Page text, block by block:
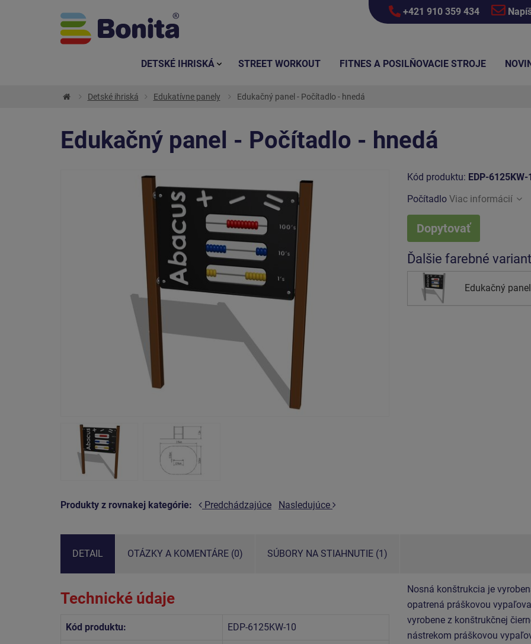
+421 910 359 434
Detské ihriská Edukatívne panely Edukačný panel - Počítadlo - hnedá
Edukačný panel - Počítadlo - hnedá
Produkty z rovnakej kategórie: Predchádzajúce Nasledujúce
Kód produktu: EDP-6125KW-
Počítadlo Viac informácií
Dopytovať
Ďalšie farebné
Edukačný
DETAIL OTÁZKY A KOMENTÁRE (0) SÚBORY NA STIAHNUTIE (1)
Technické údaje
Kód produktu: EDP-6125KW-10
Nosná konštrukcia je
opatrená práškovou
vyrobene z konštrukčnej
nástrekom práškovou
DETSKÉ IHRISKÁ STREET WORKOUT FITNES A POSILŇOVACIE STROJE